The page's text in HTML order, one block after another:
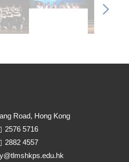
Road, Hong Kong
2576 5716
2882 4557